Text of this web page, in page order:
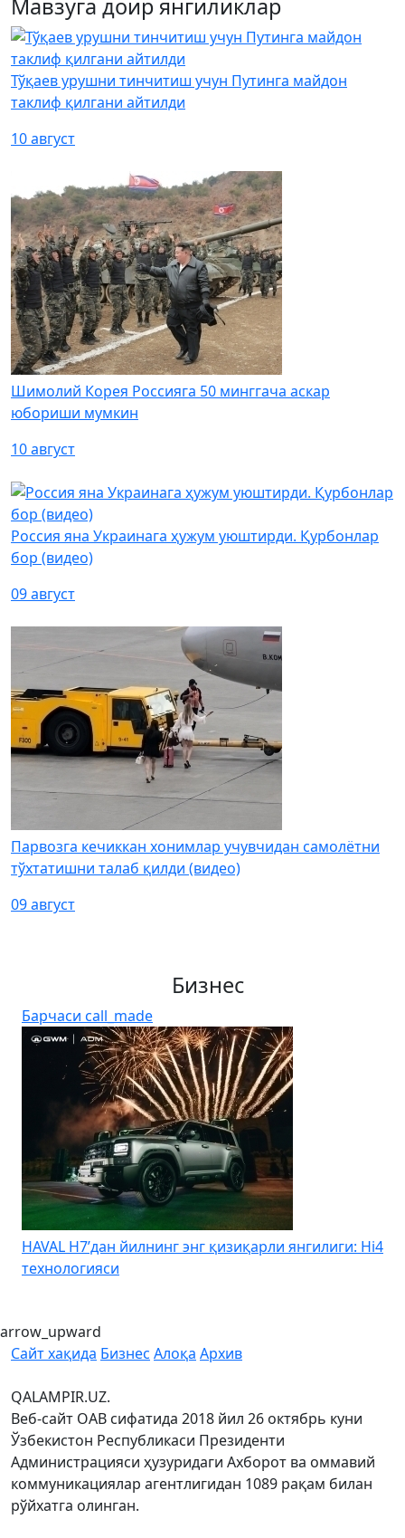
Мавзуга доир янгиликлар
Тўқаев урушни тинчитиш учун Путинга майдон
таклиф қилгани айтилди
10 август
Шимолий Корея Россияга 50 минггача аскар
юбориши мумкин
10 август
Россия яна Украинага ҳужум уюштирди. Қурбонлар
бор (видео)
09 август
Парвозга кечиккан хонимлар учувчидан самолётни
тўхтатишни талаб қилди (видео)
09 август
Бизнес
Барчаси call_made
HAVAL H7’дан йилнинг энг қизиқарли янгилиги: Hi4
технологияси
arrow_upward
Сайт хақида Бизнес Алоқа Архив
QALAMPIR.UZ.
Веб-сайт ОАВ сифатида 2018 йил 26 октябрь куни
Ўзбекистон Республикаси Президенти
Администрацияси ҳузуридаги Ахборот ва оммавий
коммуникациялар агентлигидан 1089 рақам билан
рўйхатга олинган.